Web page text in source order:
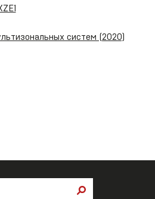
систем (2020)